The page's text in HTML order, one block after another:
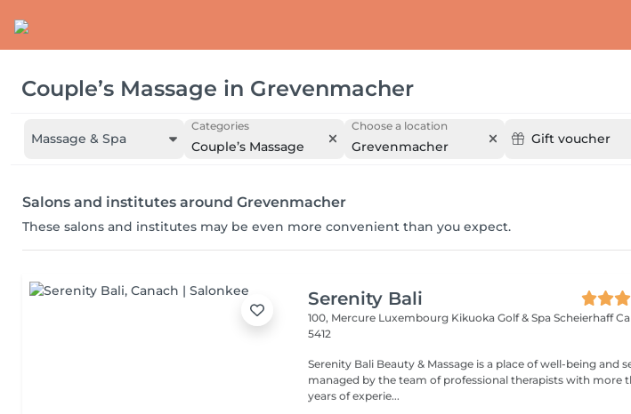
Couple’s Massage in Grevenmacher
Massage & Spa
Categories
Couple’s Massage
Choose a location
Grevenmacher Gift voucher
Salons and institutes around Grevenmacher
These salons and institutes may be even more convenient than you expect.
Serenity Bali
100, Mercure Luxembourg Kikuoka Golf & Spa Scheierhaff
5412
Serenity Bali Beauty & Massage is a place of well-being and
managed by the team of professional therapists with more
years of experie...